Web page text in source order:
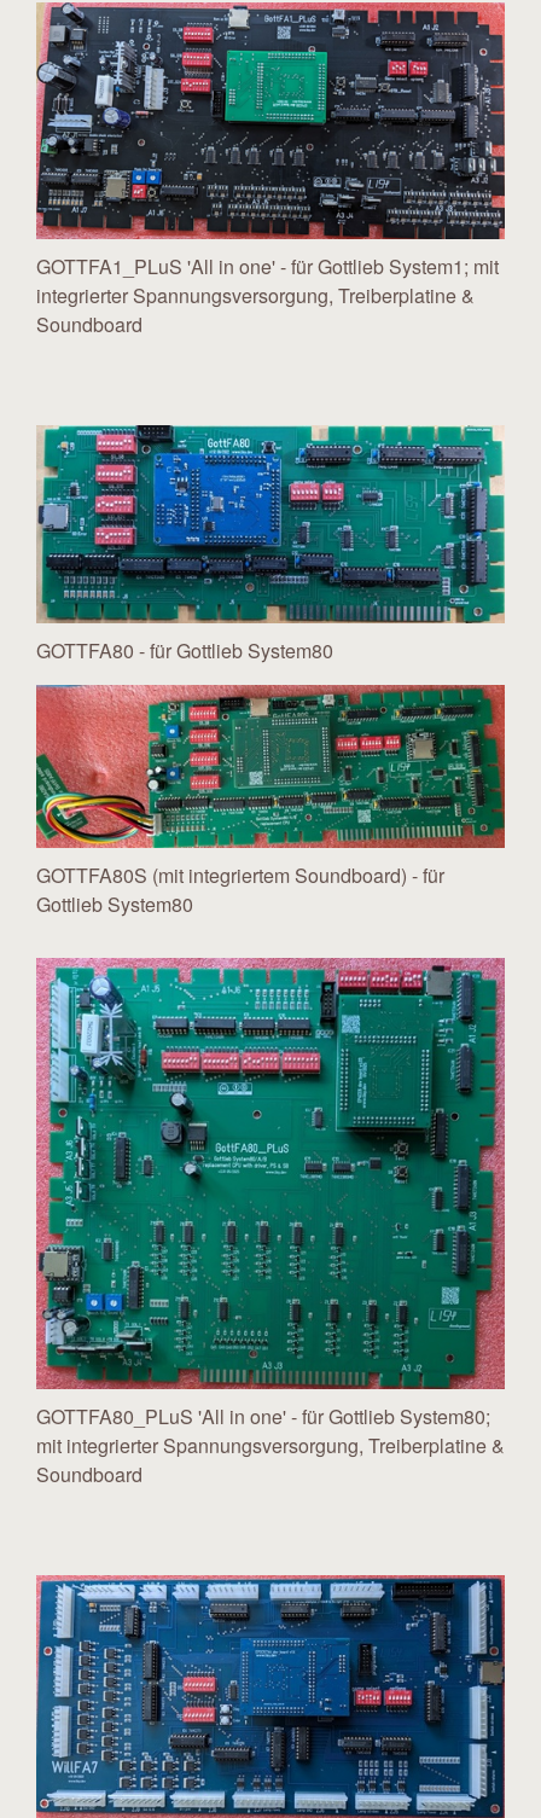
GOTTFA1_PLuS 'All in one' - für Gottlieb System1; mit
integrierter Spannungsversorgung, Treiberplatine &
Soundboard
GOTTFA80 - für Gottlieb System80
GOTTFA80S (mit integriertem Soundboard) - für
Gottlieb System80
GOTTFA80_PLuS 'All in one' - für Gottlieb System80;
mit integrierter Spannungsversorgung, Treiberplatine &
Soundboard